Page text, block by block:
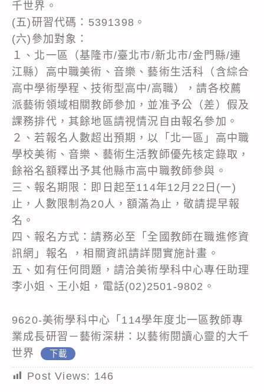
千世界。
(五)研習代碼：5391398。
(六)參加對象：
１、北一區（基隆市/臺北市/新北市/金門縣/連
江縣）高中職美術、音樂、藝術生活科（含綜合
高中學術學程、技術型高中/高職），請各校薦
派藝術領域相關教師參加，並准予公（差）假及
課務排代，其餘地區請視情況自由報名參加。
２、若報名人數超出預期，以「北一區」高中職
學校美術、音樂、藝術生活教師優先核定錄取，
餘裕名額釋出予其他縣市高中職教師參與。
三、報名期限：即日起至114年12月22日(一)
止，人數限制為20人，額滿為止，敬請提早報
名。
四、報名方式：請務必至「全國教師在職進修資
訊網」報名 ，相關資訊請詳閱實施計畫。
五、如有任何問題，請洽美術學科中心專任助理
李小姐、王小姐，電話(02)2501-9802。
9620-美術學科中心「114學年度北一區教師專
業成長研習－藝術深耕：以藝術閱讀心靈的大千
世界
下載
Post Views: 146